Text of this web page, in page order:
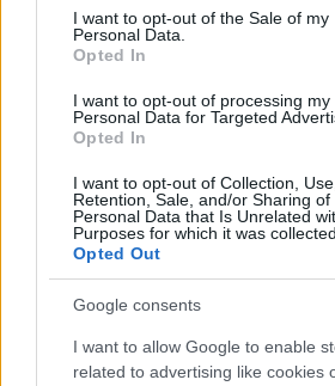
consent section.
I want to opt-out of the Sale of my
Personal Data.
Opted In
I want to opt-out of processing my
Personal Data for Targeted
Opted In
I want to opt-out of Collection, Use,
Retention, Sale, and/or Sharing of
Personal Data that Is Unrelated
Purposes for which it was collected.
Opted Out
Google consents
I want to allow Google to enable
related to advertising like cookies
Sofia Ricci · 8 Ago 2026